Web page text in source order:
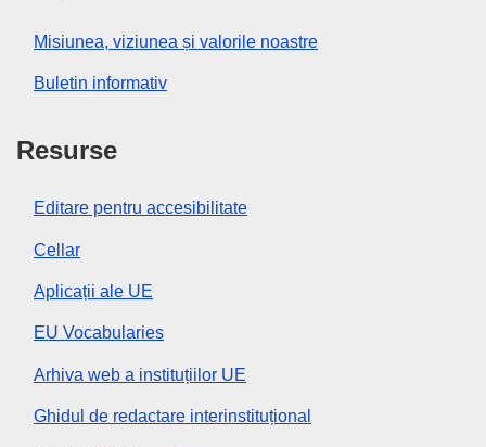
Misiunea, viziunea și valorile noastre
Buletin informativ
Resurse
Editare pentru accesibilitate
Cellar
Aplicații ale UE
EU Vocabularies
Arhiva web a instituțiilor UE
Ghidul de redactare interinstituțional